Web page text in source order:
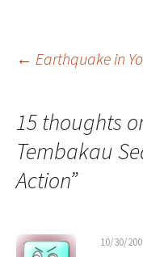
Post
← Earthquake in
15 thoughts
Tembakau
Action”
10/30/